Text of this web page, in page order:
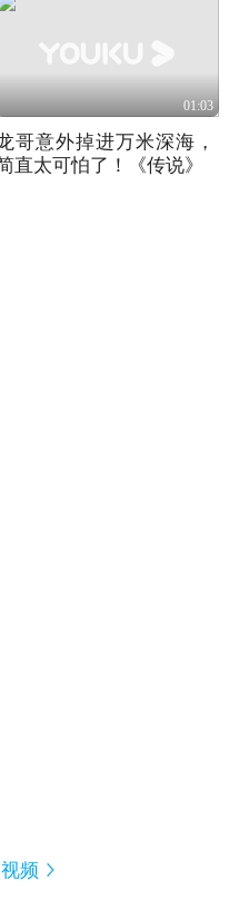
01:03
哥意外掉进万米深海，
直太可怕了！《传说》
频